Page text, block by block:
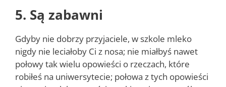
5. Są zabawni
Gdyby nie dobrzy przyjaciele, w szkole mleko
nigdy nie leciałoby Ci z nosa; nie miałbyś nawet
połowy tak wielu opowieści o rzeczach, które
robiłeś na uniwersytecie; połowa z tych opowieści